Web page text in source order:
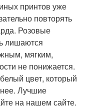
принтов уже
повторять
Розовые
лишаются
мягким,
не понижается.
цвет, который
Лучшие
на нашем сайте.